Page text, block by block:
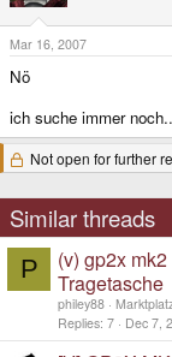
Mar 16, 2007
Nö
ich suche immer
Not open for further
Similar threads
P
(v) gp2x
Tragetasche
philey88
Replies 7 Dec 7,